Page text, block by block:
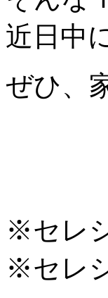
近日中
ぜひ、
※セレ
※セレ